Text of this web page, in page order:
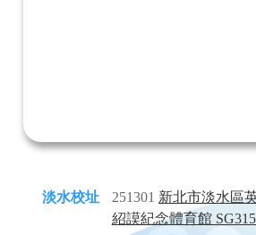
淡水校址 251301 新北市淡水區
紹謨紀念體育館